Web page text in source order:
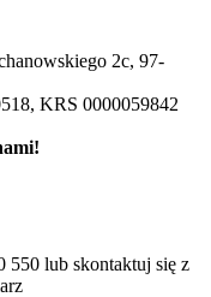
2c, 97-
KRS 0000059842
550 lub skontaktuj się z